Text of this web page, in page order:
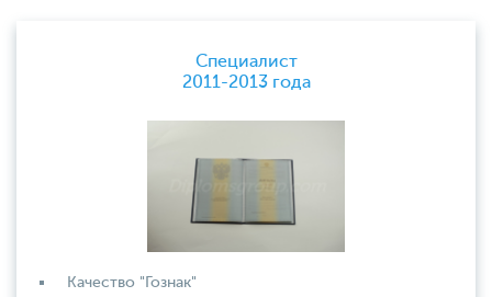
Специалист
2011-2013 года
Качество "Гознак"